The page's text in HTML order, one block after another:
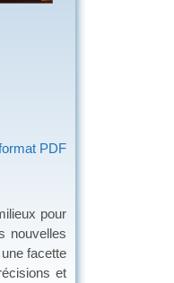
PDF
pour
nouvelles
facette
et